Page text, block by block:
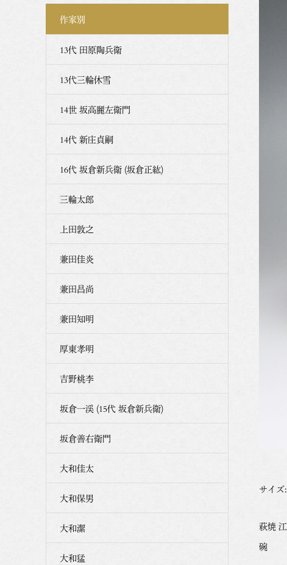
サイ
萩焼
碗
作家別
13代 田原陶兵衛
13代三輪休雪
14世 坂高麗左衛門
14代 新庄貞嗣
16代 坂倉新兵衛 (坂倉正紘)
三輪太郎
上田敦之
兼田佳炎
兼田昌尚
兼田知明
厚東孝明
吉野桃李
坂倉一渓 (15代 坂倉新兵衛)
坂倉善右衛門
大和佳太
大和保男
大和潔
大和猛